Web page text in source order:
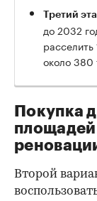
Третий
до 2032
около 380
Покупка
Второй